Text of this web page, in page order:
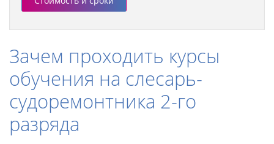
Зачем проходить курсы
обучения на слесарь-
судоремонтника 2-го
разряда